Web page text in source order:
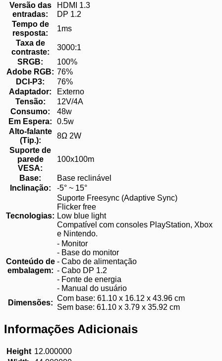
Versão das
entradas:
HDMI 1.3
DP 1.2
Tempo de
resposta:
1ms
Taxa de
contraste:
3000:1
SRGB:
100%
Adobe RGB: 76%
DCI-P3:
76%
Adaptador:
Externo
Tensão:
12V/4A
Consumo:
48w
Em Espera:
0.5w
Alto-falante
(Tip.):
8Ω 2W
Suporte de
parede
VESA:
100x100m
Base:
Base reclinável
Inclinação:
-5° ~ 15°
Tecnologias:
Suporte Freesync (Adaptive Sync)
Flicker free
Low blue light
Compatível com consoles PlayStation, Xbox
e Nintendo.
Conteúdo de
embalagem:
- Monitor
- Base do monitor
- Cabo de alimentação
- Cabo DP 1.2
- Fonte de energia
- Manual do usuário
Dimensões:
Com base: 61.10 x 16.12 x 43.96 cm
Sem base: 61.10 x 3.79 x 35.92 cm
Informações Adicionais
Height 12.000000